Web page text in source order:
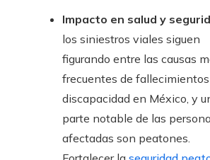
Impacto en salud y
los siniestros viales siguen
figurando entre las causas
frecuentes de
discapacidad en México, y
parte notable de las
afectadas son peatones.